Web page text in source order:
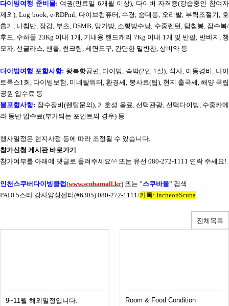
다이빙여행 준비물: 여권(만료일 6개월 이상), 다이버 자격증(강습중인 참여자
제외), Log book, e-RDPml, 다이브컴퓨터, 수경, 숨대롱, 오리발, 부력조절기, 호
흡기, 나침반, 장갑, 부츠, DSMB, 망가방, 소형방수낭, 수중렌턴, 탐침봉, 잠수복/
후드, 수하물 23Kg 이내 1개, 기내용 핸드캐리 7Kg 이내 1개 및 반팔, 반바지, 챙
모자, 선글라스, 샌들, 썬크림, 세면도구, 간단한 밑반찬, 상비약 등
다이빙여행 포함사항: 왕복항공편, 다이빙, 숙박(2인 1실), 식사, 이동경비, 나이
트록스1회, 다이빙보험, 미네랄워터, 환경세, 봉사료(팁), 현지 출국세, 해양 국립
공원 입수료 등
불포함사항: 잠수장비(렌탈문의), 기호성 음료, 선택관광, 선택다이빙, 수중카메
라 동반 입수료(부가되는 포인트의 경우) 등
행사일정은 현지사정 등에 따라 조정될 수 있습니다.
참가신청 게시판 바로가기
참가여부를 아래에 댓글로 올려주세요^^ 또는 유선 080-272-1111 연락 주세요!
인천스쿠버다이빙클럽 (www.scubamall.kr) 또는 ”스쿠바몰” 검색
PADI 5스타 강사양성센터(#6305) 080-272-1111/카톡: IncheonScuba
전체목록
9~11월 해외일정입니다. Room & Food Condition